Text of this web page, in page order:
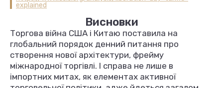
explained
Висновки
Торгова війна США і Китаю поставила на
глобальний порядок денний питання про
створення нової архітектури, фрейму
міжнародної торгівлі. І справа не лише в
імпортних митах, як елементах активної